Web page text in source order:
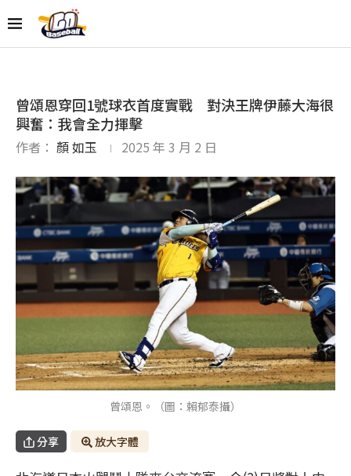
曾頌恩穿回1號球衣首度實戰 對決王牌伊藤大海很
興奮：我會全力揮擊
作者： 顏 如玉 2025 年 3 月 2 日
曾頌恩。（圖：賴郁泰攝）
分享 放大字體